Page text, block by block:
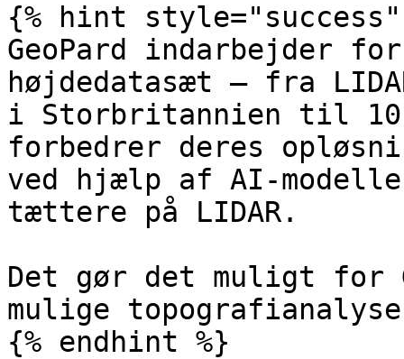
{% hint style="success"
GeoPard indarbejder
højdedatasæt — fra
i Storbritannien til 10
forbedrer deres
ved hjælp af AI-
tættere på LIDAR.
Det gør det muligt for
mulige
{% endhint %}